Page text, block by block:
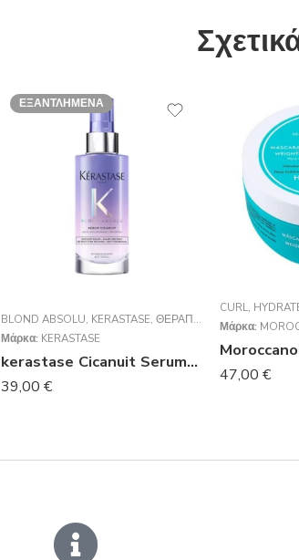
ΕΞΑΝΤΛΗΜΈΝΑ
BLOND ABSOLU, KERASTASE, ΘΕΡΑΠΕΊΕΣ ,ΟΡΌΣ
Μάρκα: KERASTASE
kerastase Cicanuit Serum Ορός Μαλλιών 90ml
39,00 €
CURL,
Μάρκα:
47,00 €